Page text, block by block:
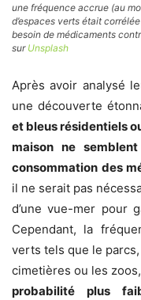
une fréquence accrue (au
d’espaces verts était
besoin de médicaments
sur Unsplash
Après avoir analysé
une découverte
et bleus résidentiels
maison ne
consommation des
il ne serait pas
d’une vue-mer pour
Cependant, la
verts tels que le
cimetières ou les
probabilité plus